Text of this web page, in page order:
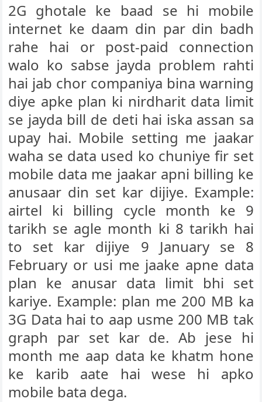
2G ghotale ke baad se hi mobile
internet ke daam din par din badh
rahe hai or post-paid connection
walo ko sabse jayda problem rahti
hai jab chor companiya bina warning
diye apke plan ki nirdharit data limit
se jayda bill de deti hai iska assan sa
upay hai. Mobile setting me jaakar
waha se data used ko chuniye fir set
mobile data me jaakar apni billing ke
anusaar din set kar dijiye. Example:
airtel ki billing cycle month ke 9
tarikh se agle month ki 8 tarikh hai
to set kar dijiye 9 January se 8
February or usi me jaake apne data
plan ke anusar data limit bhi set
kariye. Example: plan me 200 MB ka
3G Data hai to aap usme 200 MB tak
graph par set kar de. Ab jese hi
month me aap data ke khatm hone
ke karib aate hai wese hi apko
mobile bata dega.